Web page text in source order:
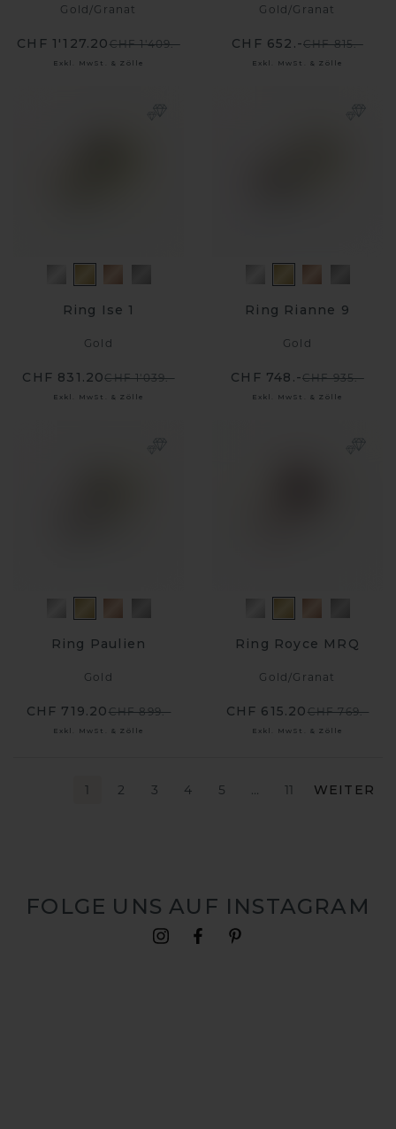
Gold /Granat
CHF 1'127.20 CHF 1'409.-
Exkl. MwSt. & Zölle
Gold /Granat
CHF 652.-CHF 815.-
Exkl. MwSt. & Zölle
Ring Ise 1
Gold
CHF 831.20CHF 1'039.-
Exkl. MwSt. & Zölle
Ring Rianne 9
Gold
CHF 748.-CHF 935.-
Exkl. MwSt. & Zölle
Ring Paulien
Gold
CHF 719.20 CHF 899.-
Exkl. MwSt. & Zölle
Ring Royce MRQ
Gold /Granat
CHF 615.20 CHF 769.-
Exkl. MwSt. & Zölle
1 2 3 4 5 … 11 WEITER
FOLGE UNS AUF INSTAGRAM